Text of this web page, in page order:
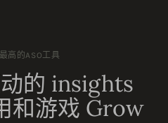
高的ASO工具
的 insights
和游戏 Grow